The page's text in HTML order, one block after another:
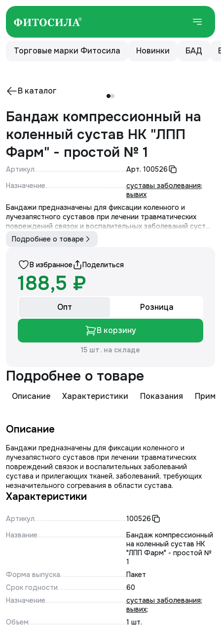
Торговые марки Фитосила Новинки БАД
В каталог
Бандаж компрессионный на
коленный сустав НК "ЛПП
Фарм" - простой № 1
Артикул Арт. 100526
Назначение
суставы заболевания;
вывих
Бандажи предназначены для фиксации коленного и
лучезапястного суставов при лечении травматических
повреждений связок и воспалительных заболеваний суст...
Подробнее о товаре
В избранное Поделиться
188,5 ₽
Опт Розница
В корзину
15 шт. на складе
Подробнее о товаре
Описание Характеристики Показания
Описание
Бандажи предназначены для фиксации коленного и
лучезапястного суставов при лечении травматических
повреждений связок и воспалительных заболеваний
сустава и прилегающих тканей, заболеваний, требующих
незначительного согревания в области сустава.
Характеристики
Артикул
100526
Название
Бандаж компрессионный
на коленный сустав НК
"ЛПП Фарм" - простой №
1
Форма выпуска
Пакет
Срок годности
60
Назначение
суставы заболевания;
вывих;
Объем
1 шт.